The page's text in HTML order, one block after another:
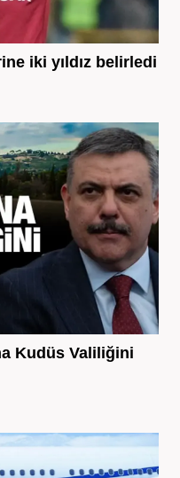
iki yıldız belirledi
Kudüs Valiliğini